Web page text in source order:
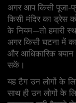
अगर आप किसी पूजा-
किसी मंदिर का ड्रेस
के नियम—तो हमारी
अगर किसी घटना में
और आधिकारिक
सकें।
यह टैग उन लोगों के
साथ ही उन लोगों के